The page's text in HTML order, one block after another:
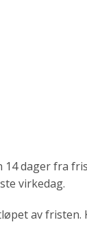
dager fra
virkedag.
av